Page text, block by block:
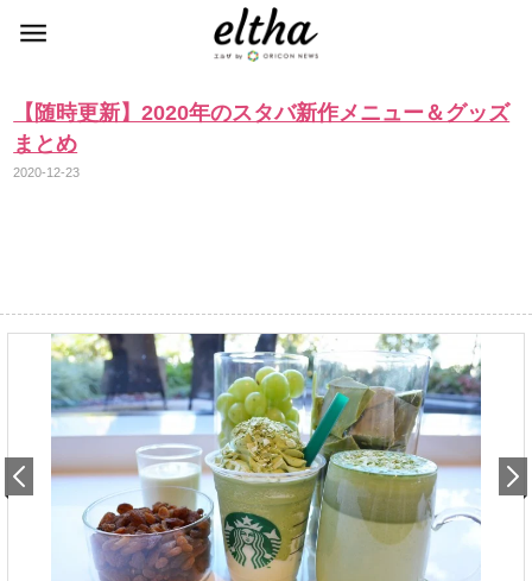
【随時更新】2020年のスタバ新作メニュー＆グッズ
まとめ
2020-12-23